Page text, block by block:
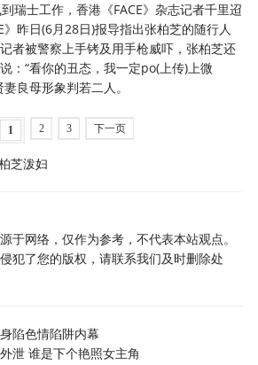
瑞士工作，香港《FACE》杂志记者千里迢
》昨日(6月28日)报导指出张柏芝的随行人
者被警察上手铐及用手枪威吓，张柏芝还
：“看你的丑态，我一定po(上传)上微
良母形象判若二人。
1 2 3 下一页
芝泼妇
于网络，仅作为参考，不代表本站观点。
犯了您的版权，请联系我们及时删除处
陷色情陷阱内幕
泄 谁是下个艳照女主角